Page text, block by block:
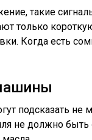
такие
только
Когда есть
подсказать
не должно быть